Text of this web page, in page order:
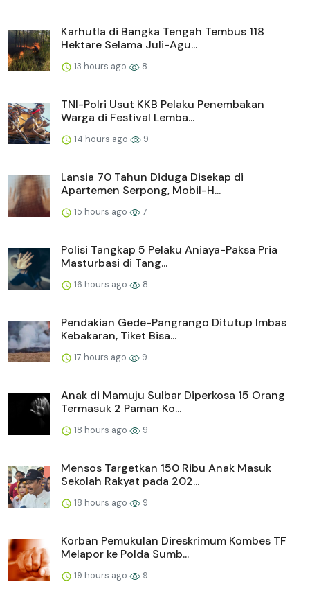
Karhutla di Bangka Tengah Tembus 118
Hektare Selama Juli-Agu...
13 hours ago 8
TNI-Polri Usut KKB Pelaku Penembakan
Warga di Festival Lemba...
14 hours ago 9
Lansia 70 Tahun Diduga Disekap di
Apartemen Serpong, Mobil-H...
15 hours ago 7
Polisi Tangkap 5 Pelaku Aniaya-Paksa Pria
Masturbasi di Tang...
16 hours ago 8
Pendakian Gede-Pangrango Ditutup Imbas
Kebakaran, Tiket Bisa...
17 hours ago 9
Anak di Mamuju Sulbar Diperkosa 15 Orang
Termasuk 2 Paman Ko...
18 hours ago 9
Mensos Targetkan 150 Ribu Anak Masuk
Sekolah Rakyat pada 202...
18 hours ago 9
Korban Pemukulan Direskrimum Kombes TF
Melapor ke Polda Sumb...
19 hours ago 9